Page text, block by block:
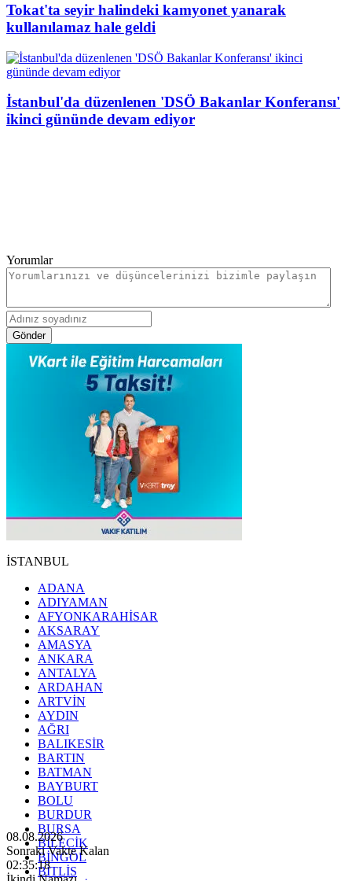
Tokat'ta seyir halindeki kamyonet yanarak
kullanılamaz hale geldi
İstanbul'da düzenlenen 'DSÖ Bakanlar Konferansı'
ikinci gününde devam ediyor
Yorumlar
Gönder
İSTANBUL
ADANA
ADIYAMAN
AFYONKARAHİSAR
AKSARAY
AMASYA
ANKARA
ANTALYA
ARDAHAN
ARTVİN
AYDIN
AĞRI
BALIKESİR
BARTIN
BATMAN
BAYBURT
BOLU
BURDUR
BURSA
BİLECİK
BİNGÖL
BİTLİS
08.08.2026
Sonraki Vakte Kalan
02:35:17